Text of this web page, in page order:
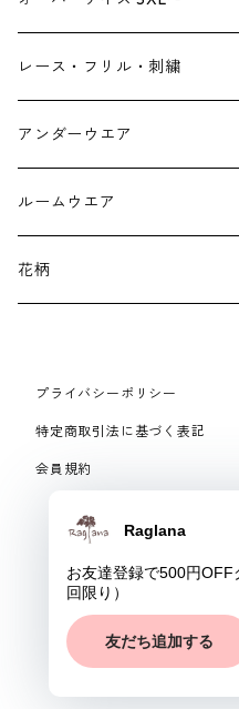
ストール
つけ襟
イヤリング・ピアス
ネックレス・ブローチ
手袋、ハンドカバー
スマートフォンケース、バッグ
レース・フリル・刺繍
アンダーウエア
ルームウエア
パジャマ
花柄
プライバシーポリシー
特定商取引法に基づく表記
会員規約